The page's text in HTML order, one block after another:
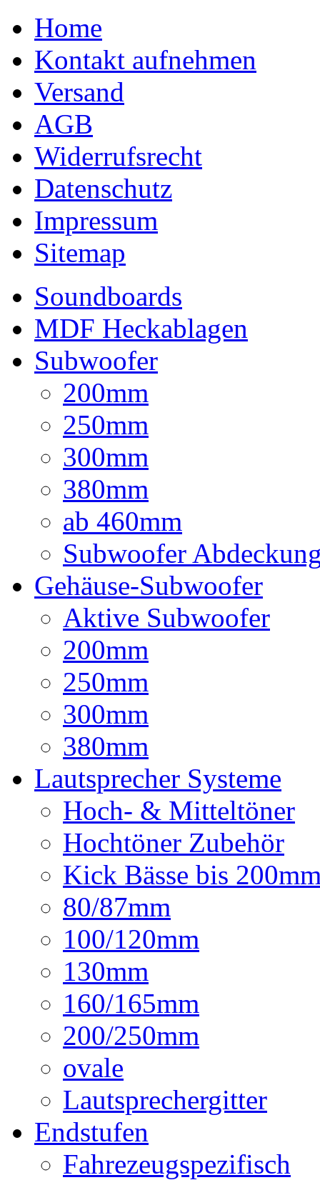
Home
Kontakt aufnehmen
Versand
AGB
Widerrufsrecht
Datenschutz
Impressum
Sitemap
Soundboards
MDF Heckablagen
Subwoofer
200mm
250mm
300mm
380mm
ab 460mm
Subwoofer
Gehäuse-Subwoofer
Aktive Subwoofer
200mm
250mm
300mm
380mm
Lautsprecher Systeme
Hoch- & Mitteltöner
Hochtöner Zubehör
Kick Bässe bis
80/87mm
100/120mm
130mm
160/165mm
200/250mm
ovale
Lautsprechergitter
Endstufen
Fahrezeugspezifisch